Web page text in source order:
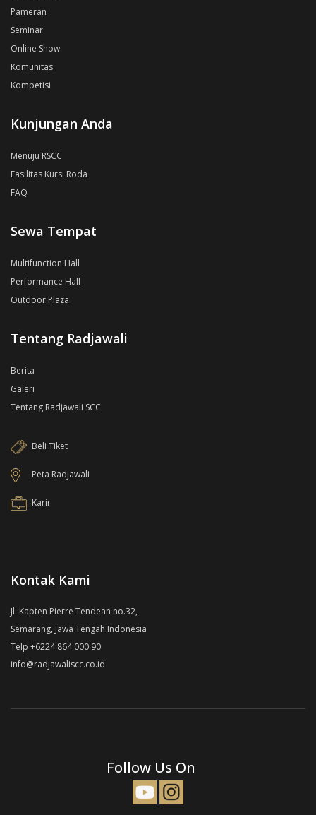
Pameran
Seminar
Online Show
Komunitas
Kompetisi
Kunjungan Anda
Menuju RSCC
Fasilitas Kursi Roda
FAQ
Sewa Tempat
Multifunction Hall
Performance Hall
Outdoor Plaza
Tentang Radjawali
Berita
Galeri
Tentang Radjawali SCC
Beli Tiket
Peta Radjawali
Karir
Kontak Kami
Jl. Kapten Pierre Tendean no.32,
Semarang, Jawa Tengah Indonesia
Telp +6224 864 000 90
info@radjawaliscc.co.id
Follow Us On